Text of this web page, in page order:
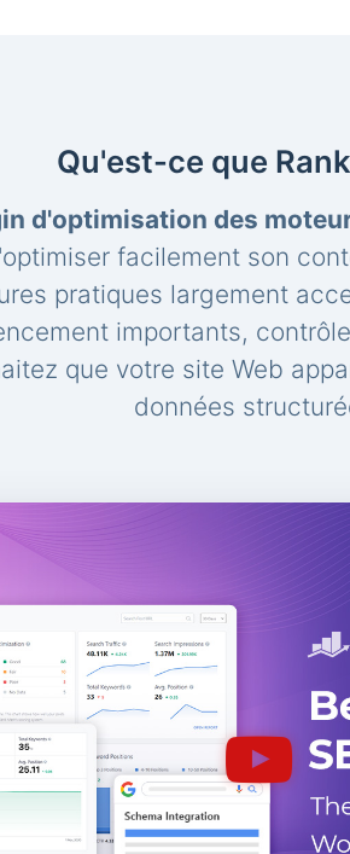
Qu'est-ce que
d'optimisation des
facilement son
pratiques largement
importants,
que votre site Web
données